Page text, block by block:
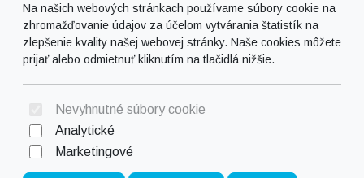
Na našich webových stránkach používame súbory cookie na
zhromažďovanie údajov za účelom vytvárania štatistík na
zlepšenie kvality našej webovej stránky. Naše cookies môžete
prijať alebo odmietnuť kliknutím na tlačidlá nižšie.
Nevyhnutné súbory cookie
Analytické
Marketingové
Social
Facebook